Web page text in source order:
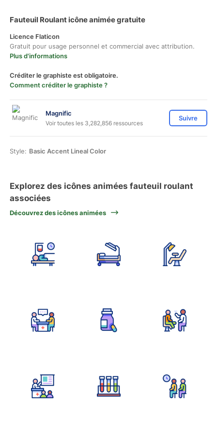
Fauteuil Roulant icône animée gratuite
Licence Flaticon
Gratuit pour usage personnel et commercial avec attribution.
Plus d'informations
Créditer le graphiste est obligatoire.
Comment créditer le graphiste ?
Magnific
Voir toutes les 3,282,856 ressources
Suivre
Style: Basic Accent Lineal Color
Explorez des icônes animées fauteuil roulant
associées
Découvrez des icônes animées